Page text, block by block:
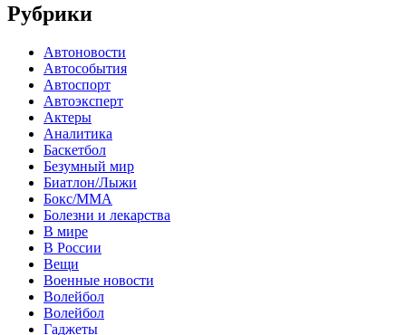
Рубрики
Автоновости
Автособытия
Автоспорт
Автоэксперт
Актеры
Аналитика
Баскетбол
Безумный мир
Биатлон/Лыжи
Бокс/MMA
Болезни и лекарства
В мире
В России
Вещи
Военные новости
Волейбол
Волейбол
Гаджеты